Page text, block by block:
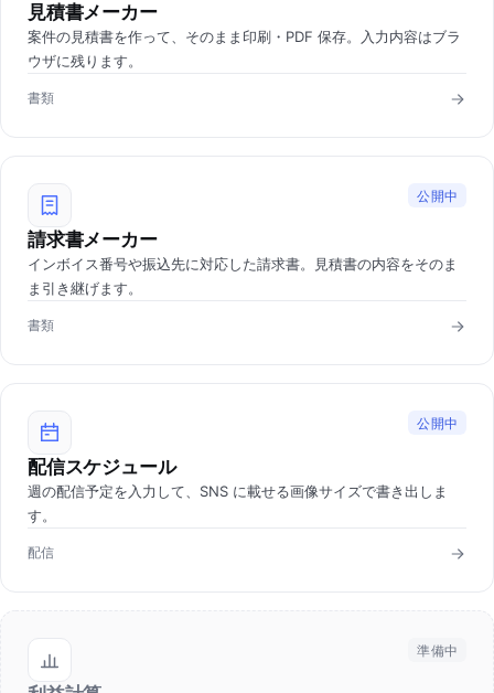
見積書メーカー
案件の見積書を作って、そのまま印刷・PDF 保存。入力内容はブラ
ウザに残ります。
書類
公開中
請求書メーカー
インボイス番号や振込先に対応した請求書。見積書の内容をそのま
ま引き継げます。
書類
公開中
配信スケジュール
週の配信予定を入力して、SNS に載せる画像サイズで書き出しま
す。
配信
準備中